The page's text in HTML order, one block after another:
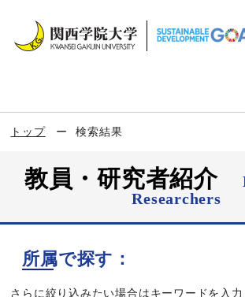
トップ 検索結果
教員・研究者紹介
Researchers
所属で探す：
さらに絞り込みたい場合はキーワードを入